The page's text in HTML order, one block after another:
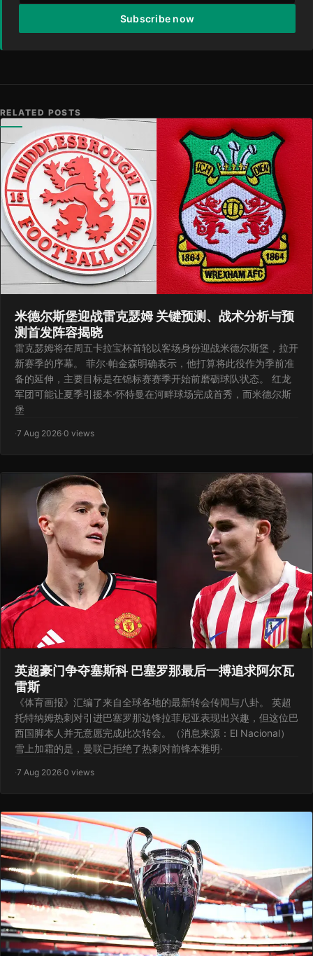
Subscribe now
RELATED POSTS
米德尔斯堡迎战雷克瑟姆 关键预测、战术分析与预
测首发阵容揭晓
雷克瑟姆将在周五卡拉宝杯首轮以客场身份迎战米德尔斯堡，拉开
新赛季的序幕。 菲尔·帕金森明确表示，他打算将此役作为季前准
备的延伸，主要目标是在锦标赛赛季开始前磨砺球队状态。 红龙
军团可能让夏季引援本·怀特曼在河畔球场完成首秀，而米德尔斯
堡
·7 Aug 2026·0 views
英超豪门争夺塞斯科 巴塞罗那最后一搏追求阿尔瓦
雷斯
《体育画报》汇编了来自全球各地的最新转会传闻与八卦。 英超
托特纳姆热刺对引进巴塞罗那边锋拉菲尼亚表现出兴趣，但这位巴
西国脚本人并无意愿完成此次转会。（消息来源：El Nacional）
雪上加霜的是，曼联已拒绝了热刺对前锋本雅明·
·7 Aug 2026·0 views